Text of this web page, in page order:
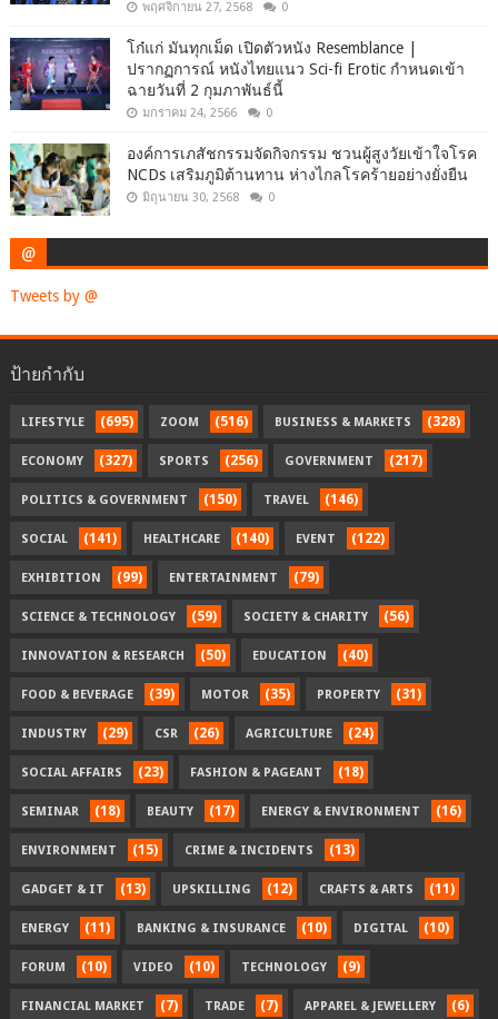
พฤศจิกายน 27, 2568 0
โก๋แก่ มันทุกเม็ด เปิดตัวหนัง Resemblance |
ปรากฏการณ์ หนังไทยแนว Sci-fi Erotic กำหนดเข้า
ฉายวันที่ 2 กุมภาพันธ์นี้
มกราคม 24, 2566 0
องค์การเภสัชกรรมจัดกิจกรรม ชวนผู้สูงวัยเข้าใจโรค
NCDs เสริมภูมิต้านทาน ห่างไกลโรคร้ายอย่างยั่งยืน
มิถุนายน 30, 2568 0
@
Tweets by @
ป้ายกำกับ
LIFESTYLE (695) ZOOM (516) BUSINESS & MARKETS (328)
ECONOMY (327) SPORTS (256) GOVERNMENT (217)
POLITICS & GOVERNMENT (150) TRAVEL (146)
SOCIAL (141) HEALTHCARE (140) EVENT (122)
EXHIBITION (99) ENTERTAINMENT (79)
SCIENCE & TECHNOLOGY (59) SOCIETY & CHARITY (56)
INNOVATION & RESEARCH (50) EDUCATION (40)
FOOD & BEVERAGE (39) MOTOR (35) PROPERTY (31)
INDUSTRY (29) CSR (26) AGRICULTURE (24)
SOCIAL AFFAIRS (23) FASHION & PAGEANT (18)
SEMINAR (18) BEAUTY (17) ENERGY & ENVIRONMENT (16)
ENVIRONMENT (15) CRIME & INCIDENTS (13)
GADGET & IT (13) UPSKILLING (12) CRAFTS & ARTS (11)
ENERGY (11) BANKING & INSURANCE (10) DIGITAL (10)
FORUM (10) VIDEO (10) TECHNOLOGY (9)
FINANCIAL MARKET (7) TRADE (7) APPAREL & JEWELLERY (6)